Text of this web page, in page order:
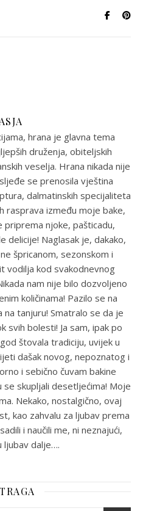
hrana je glavna tema
druženja, obiteljskih
veselja. Hrana nikada nije
se prenosila vještina
dalmatinskih specijaliteta
rasprava između moje bake,
njoke, pašticadu,
delicije! Naglasak je, dakako,
špricanom, sezonskom i
vodilja kod svakodnevnog
nam nije bilo dozvoljeno
količinama! Pazilo se na
tanjuru! Smatralo se da je
svih bolesti! Ja sam, ipak po
štovala tradiciju, uvijek u
dašak novog, nepoznatog i
i sebično čuvam bakine
skupljali desetljećima! Moje
Nekako, nostalgično, ovaj
kao zahvalu za ljubav prema
i naučili me, ni neznajući,
ljubav dalje….